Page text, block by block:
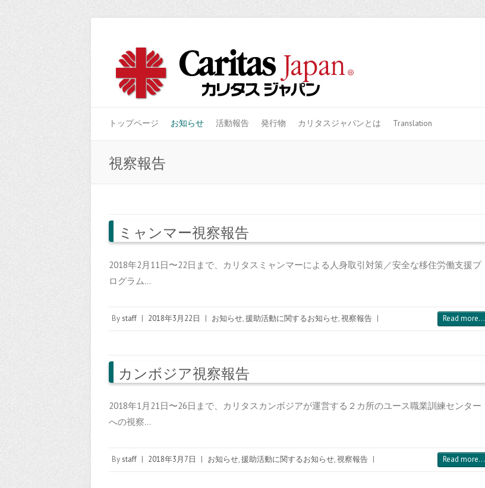
トップページ お知らせ 活動報告 発行物 カリタスジャパンとは Translation
視察報告
ミャンマー視察報告
2018年2月11日〜22日まで、カリタスミャンマーによる人身取引対策／安全な移住労働支援プ
ログラム…
Bystaff | 2018年3月22日 | お知らせ,援助活動に関するお知らせ,視察報告 | Read more...
カンボジア視察報告
2018年1月21日〜26日まで、カリタスカンボジアが運営する２カ所のユース職業訓練センター
への視察…
Bystaff | 2018年3月7日 | お知らせ,援助活動に関するお知らせ,視察報告 | Read more...